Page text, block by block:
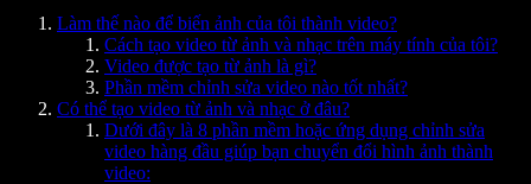
Làm thế nào để biến ảnh của tôi thành video?
Cách tạo video từ ảnh và nhạc trên máy tính của tôi?
Video được tạo từ ảnh là gì?
Phần mềm chỉnh sửa video nào tốt nhất?
Có thể tạo video từ ảnh và nhạc ở đâu?
Dưới đây là 8 phần mềm hoặc ứng dụng chỉnh sửa
video hàng đầu giúp bạn chuyển đổi hình ảnh thành
video: